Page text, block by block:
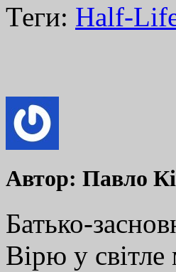
Теги: Half-
Автор: Павло
Батько-
Вірю у